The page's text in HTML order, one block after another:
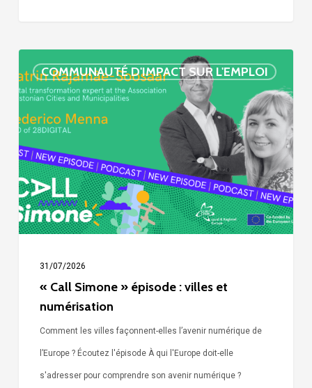
COMMUNAUTÉ D'IMPACT SUR L'EMPLOI
Simone »
épisode
:
villes
et
numérisation
31/07/2026
« Call Simone » épisode : villes et
numérisation
Comment les villes façonnent-elles l’avenir numérique de
l’Europe ? Écoutez l'épisode À qui l'Europe doit-elle
s'adresser pour comprendre son avenir numérique ?